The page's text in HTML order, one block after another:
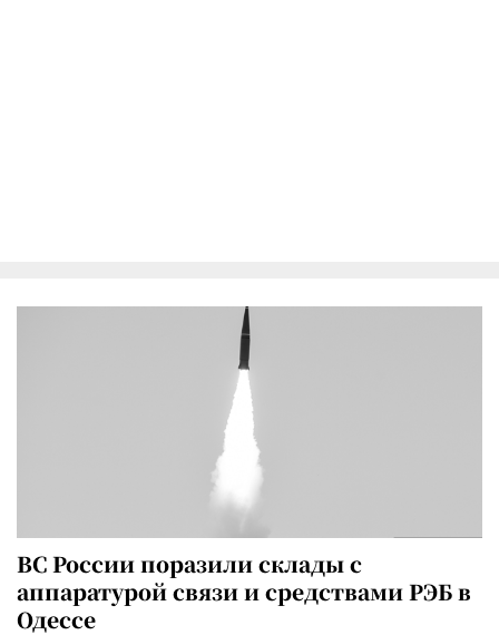
ВС России поразили склады с
аппаратурой связи и средствами РЭБ в
Одессе